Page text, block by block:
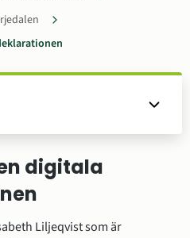
digitala
Liljeqvist som är